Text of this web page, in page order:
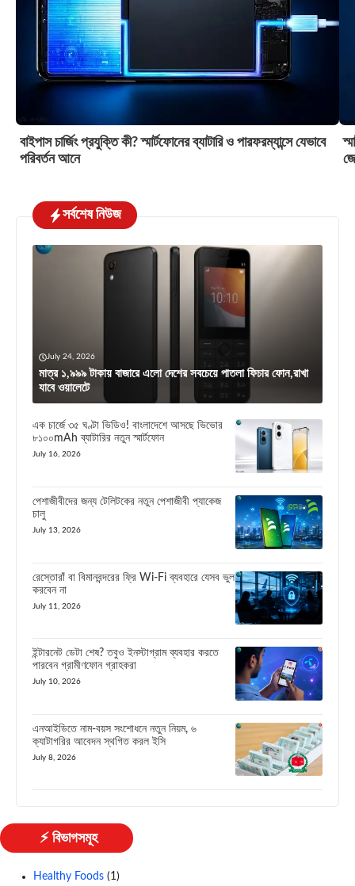
বাইপাস চার্জিং প্রযুক্তি কী? স্মার্টফোনের ব্যাটারি ও পারফরম্যান্সে যেভাবে
পরিবর্তন আনে
সর্বশেষ নিউজ
July 24, 2026
মাত্র ১,৯৯৯ টাকায় বাজারে এলো দেশের সবচেয়ে পাতলা ফিচার ফোন,রাখা
যাবে ওয়ালেটে
এক চার্জে ৩৫ ঘণ্টা ভিডিও! বাংলাদেশে আসছে ভিভোর
৮১০০mAh ব্যাটারির নতুন স্মার্টফোন
July 16, 2026
পেশাজীবীদের জন্য টেলিটকের নতুন পেশাজীবী প্যাকেজ
চালু
July 13, 2026
রেস্তোরাঁ বা বিমানবন্দরের ফ্রি Wi-Fi ব্যবহারে যেসব ভুল
করবেন না
July 11, 2026
ইন্টারনেট ডেটা শেষ? তবুও ইনস্টাগ্রাম ব্যবহার করতে
পারবেন গ্রামীণফোন গ্রাহকরা
July 10, 2026
এনআইডিতে নাম-বয়স সংশোধনে নতুন নিয়ম, ৬
ক্যাটাগরির আবেদন স্থগিত করল ইসি
July 8, 2026
⚡ বিভাগসমূহ
Healthy Foods (1)